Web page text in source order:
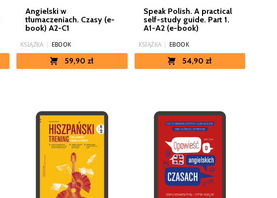
Angielski w
tłumaczeniach. Czasy (e-
book) A2-C1
KSIĄŻKA | EBOOK
59,90 zł
Speak Polish. A practical
self-study guide. Part 1.
A1-A2 (e-book)
KSIĄŻKA | EBOOK
54,90 zł